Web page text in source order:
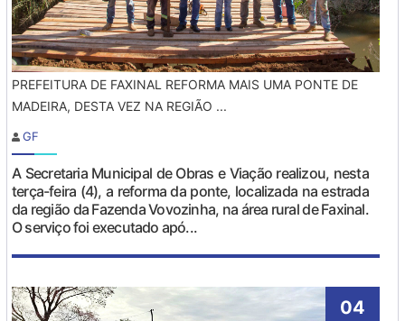
PREFEITURA DE FAXINAL REFORMA MAIS UMA PONTE DE
MADEIRA, DESTA VEZ NA REGIÃO ...
GF
A Secretaria Municipal de Obras e Viação realizou, nesta
terça-feira (4), a reforma da ponte, localizada na estrada
da região da Fazenda Vovozinha, na área rural de Faxinal.
O serviço foi executado apó...
04